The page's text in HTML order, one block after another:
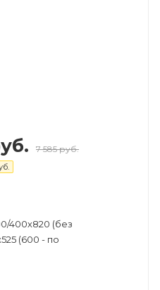
7 585 руб.
400х820 (без
(600 - по